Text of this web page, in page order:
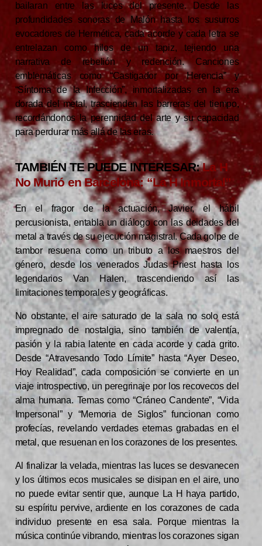
bailaran entre las luces del presente. Desde las
profundidades sonoras de Malón hasta los susurros
evocadores de Hermética, cada acorde y cada letra se
entrelazan como hilos de un tapiz, tejiendo una
narrativa de rebelión y redención. Canciones
emblemáticas como “Castigador por Herencia” y
“Síntoma de la Infección”, inmortalizadas en la era
dorada del metal, trascienden las barreras del tiempo,
recordándonos la perennidad del arte y su capacidad
para perdurar más allá de las eras.
TAMBIÉN TE PUEDE INTERESAR:La H
No Murió en Barcelona: “La H Inmortal”
En el fragor de la actuación, Javier, el hábil
percusionista, entabla un diálogo con las deidades del
metal a través de su ejecución magistral. Cada golpe de
tambor resuena como un tributo a los maestros del
género, desde los venerados Judas Priest hasta los
legendarios Van Halen, trascendiendo así las
limitaciones temporales y geográficas.
No obstante, el aire saturado de la sala no solo está
impregnado de nostalgia, sino también de valentía,
pasión y la rabia latente en cada acorde y cada grito.
Desde “Atravesando Todo Límite” hasta “Ayer Deseo,
Hoy Realidad”, cada composición se convierte en un
viaje introspectivo, un peregrinaje por los recovecos del
alma humana. Temas como “Cráneo Candente”, “Vida
Impersonal” y “Memoria de Siglos” funcionan como
profecías, revelando verdades eternas grabadas en el
metal, que resuenan en los corazones de los presentes.
Al finalizar la velada, mientras las luces se desvanecen
y los últimos ecos musicales se disipan en el aire, uno
no puede evitar sentir que, aunque La H haya partido,
su espíritu pervive, ardiente en los corazones de cada
individuo presente en esa sala. Porque mientras la
música continúe vibrando, mientras los corazones sigan